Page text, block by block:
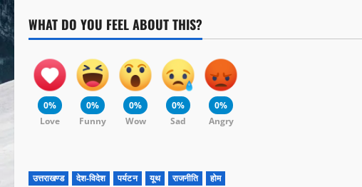
WHAT DO YOU FEEL ABOUT THIS?
0%
Love
0%
Funny
0%
Wow
0%
Sad
0%
Angry
उत्तराखण्ड देश-विदेश पर्यटन यूथ राजनीति होम